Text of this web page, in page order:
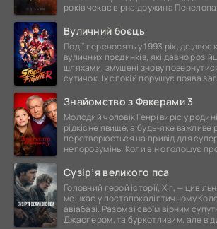
років чекає вірна дружина
Вуличний боєць
Події переносять у 1993 рік, де двоє
вуличних поєдинків, які давно
шляхами, змушені знову
сутичок. Їх спокій порушує поява
Знайомство з Факерами 3
Молодий чоловік Генрі виріс у
рідкісне явище, а будь-яке важливе
перетворюється на привід для
непорозумінь. Коли він оголошує
Сузір’я великого пса
Головний герой історії, Хіг, —
мешкає у постапокаліптичному
авіабазі. Разом зі своїм вірним
Джаспером, та буркотливим, але